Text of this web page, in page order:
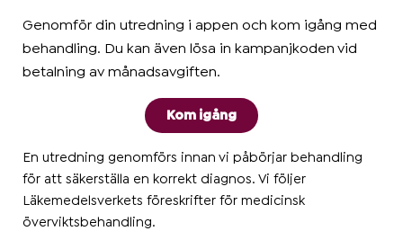
Genomför din utredning i appen och kom igång med
behandling. Du kan även lösa in kampanjkoden vid
betalning av månadsavgiften.
Kom igång
En utredning genomförs innan vi påbörjar behandling
för att säkerställa en korrekt diagnos. Vi följer
Läkemedelsverkets föreskrifter för medicinsk
överviktsbehandling.